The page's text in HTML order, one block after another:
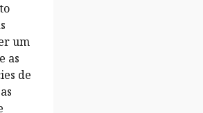
um
as
de